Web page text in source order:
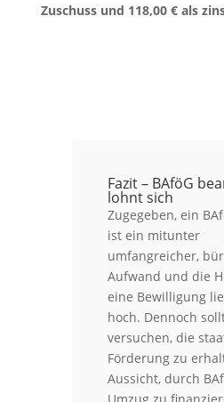
Zuschuss und 118,00 € als
Fazit – BAföG
lohnt sich
Zugegeben, ein
ist ein mitunter
umfangreicher,
Aufwand und die
eine Bewilligung
hoch. Dennoch
versuchen, die
Förderung zu
Aussicht, durch